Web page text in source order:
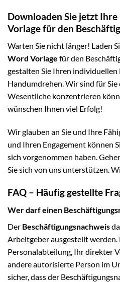
Downloaden Sie jetzt
Vorlage für den
Warten Sie nicht länger! Laden
Word Vorlage für den
gestalten Sie Ihren individuellen
Handumdrehen. Wir sind für Sie
Wesentliche konzentrieren
wünschen Ihnen viel Erfolg!
Wir glauben an Sie und Ihre
und Ihren Engagement können
sich vorgenommen haben.
Sie sich von uns unterstützen.
FAQ – Häufig gestellte
Wer darf einen
Der Beschäftigungsnachweis
Arbeitgeber ausgestellt werden.
Personalabteilung, Ihr direkter
andere autorisierte Person im
sicher, dass der